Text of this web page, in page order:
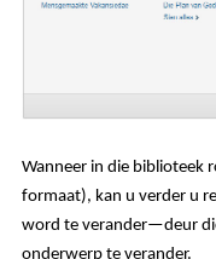
Wanneer in die biblioteek
formaat), kan u verder u
word te verander—deur
onderwerp te verander.